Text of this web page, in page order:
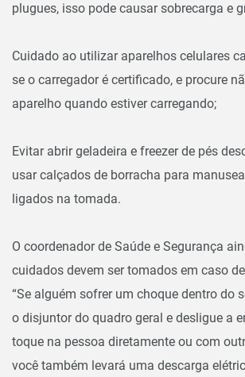
plugues, isso pode causar sobrecarga e
Cuidado ao utilizar aparelhos celulares
se o carregador é certificado, e procure
aparelho quando estiver carregando;
Evitar abrir geladeira e freezer de pés
usar calçados de borracha para
ligados na tomada.
O coordenador de Saúde e Segurança
cuidados devem ser tomados em caso
“Se alguém sofrer um choque dentro do
o disjuntor do quadro geral e desligue a
toque na pessoa diretamente ou com
você também levará uma descarga